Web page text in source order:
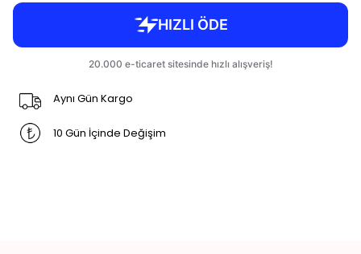
Aynı Gün Kargo
10 Gün İçinde Değişim